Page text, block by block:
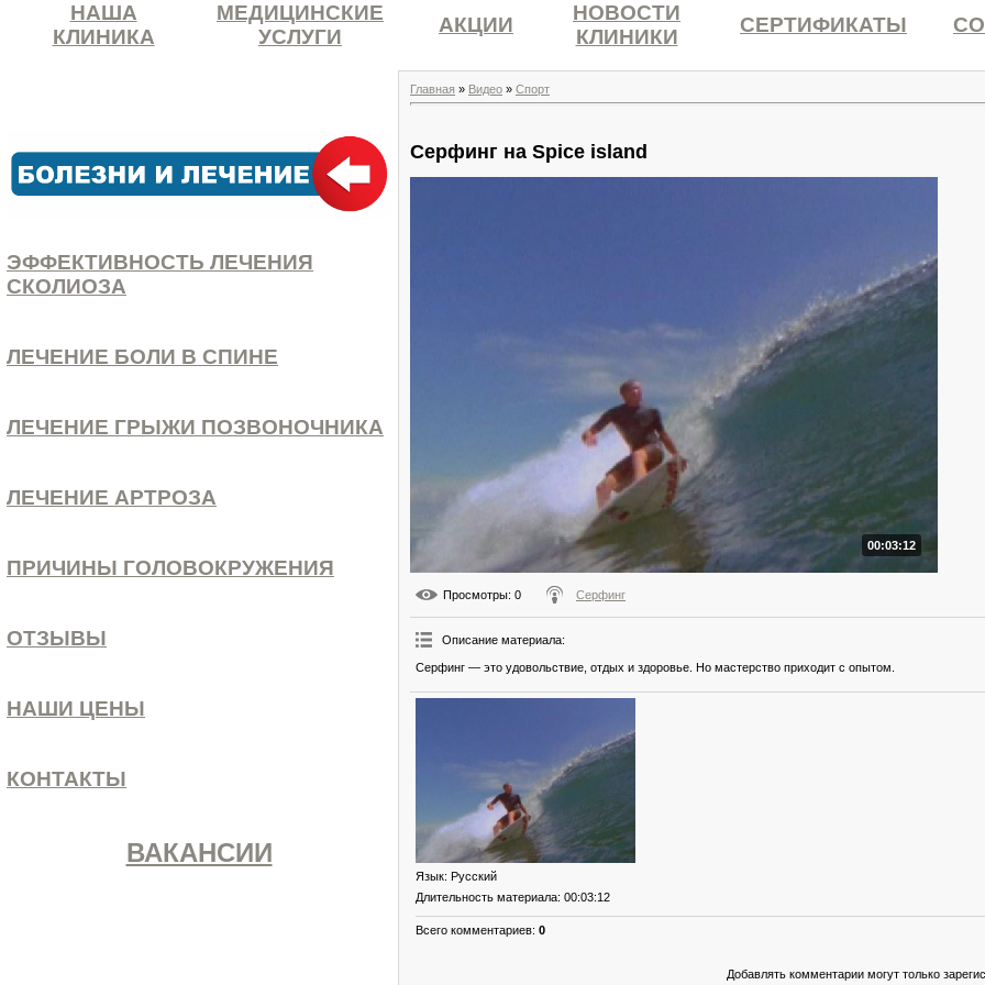
НАША
КЛИНИКА
МЕДИЦИНСКИЕ
УСЛУГИ
АКЦИИ
НОВОСТИ
КЛИНИКИ
СЕРТИФИКАТЫ
ЭФФЕКТИВНОСТЬ ЛЕЧЕНИЯ
СКОЛИОЗА
ЛЕЧЕНИЕ БОЛИ В СПИНЕ
ЛЕЧЕНИЕ ГРЫЖИ ПОЗВОНОЧНИКА
ЛЕЧЕНИЕ АРТРОЗА
ПРИЧИНЫ ГОЛОВОКРУЖЕНИЯ
ОТЗЫВЫ
НАШИ ЦЕНЫ
КОНТАКТЫ
ВАКАНСИИ
Главная » Видео » Спорт
Серфинг на Spice island
00:03:12
Просмотры: 0 Серфинг
Описание материала:
Серфинг — это удовольствие, отдых и здоровье. Но мастерство приходит с опытом.
Язык: Русский
Длительность материала: 00:03:12
Всего комментариев: 0
Добавлять комментарии могут только